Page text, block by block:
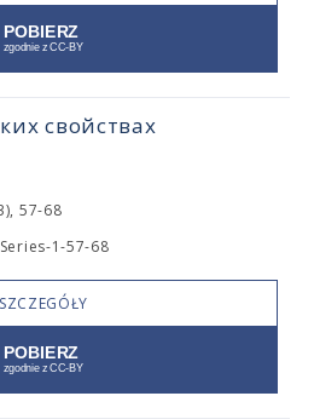
свойствах
57-68
1-57-68
SZCZEGÓŁY